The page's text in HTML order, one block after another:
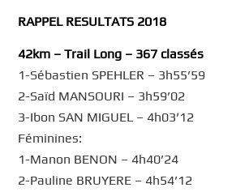
RAPPEL RESULTATS 2018
42km – Trail Long – 367 classés
1-Sébastien SPEHLER – 3h55’59
2-Saïd MANSOURI – 3h59’02
3-Ibon SAN MIGUEL – 4h03’12
Féminines:
1-Manon BENON – 4h40’24
2-Pauline BRUYERE – 4h54’12